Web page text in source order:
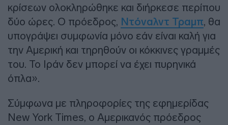
κρίσεων ολοκληρώθηκε και διήρκεσε περίπου
δύο ώρες. Ο πρόεδρος, Ντόναλντ Τραμπ, θα
υπογράψει συμφωνία μόνο εάν είναι καλή για
την Αμερική και τηρηθούν οι κόκκινες γραμμές
του. Το Ιράν δεν μπορεί να έχει πυρηνικά
όπλα».
Σύμφωνα με πληροφορίες της εφημερίδας
New York Times, ο Αμερικανός πρόεδρος